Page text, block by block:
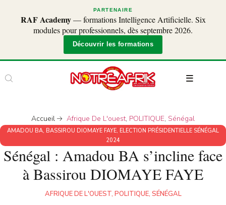
PARTENAIRE
RAF Academy— formations Intelligence Artificielle. Six
modules pour professionnels, dès septembre 2026.
Découvrir les formations
Accueil Afrique De L'ouest, POLITIQUE, Sénégal
AMADOU BA, BASSIROU DIOMAYE FAYE, ELECTION PRÉSIDENTIELLE SÉNÉGAL
2024
Sénégal : Amadou BA s’incline face
à Bassirou DIOMAYE FAYE
AFRIQUE DE L'OUEST, POLITIQUE, SÉNÉGAL